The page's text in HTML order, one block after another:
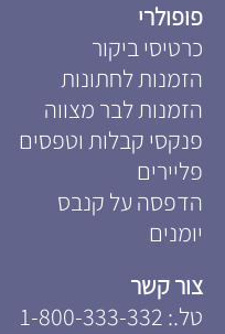
פופולרי
כרטיסי ביקור
הזמנות לחתונות
הזמנות לבר מצווה
פנקסי קבלות וטפסים
פליירים
הדפסה על קנבס
יומנים
צור קשר
טל.: 1-800-333-332